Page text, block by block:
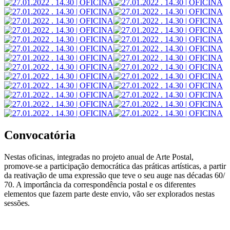
Convocatória
Nestas oficinas, integradas no projeto anual de Arte Postal,
promove-se a participação democrática das práticas artísticas, a partir
da reativação de uma expressão que teve o seu auge nas décadas 60/
70. A importância da correspondência postal e os diferentes
elementos que fazem parte deste envio, vão ser explorados nestas
sessões.